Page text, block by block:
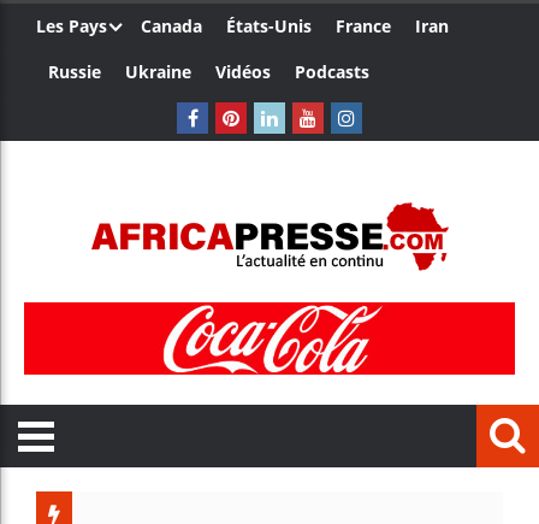
Les Pays Canada États-Unis France
Iran
Russie
Ukraine Vidéos Podcasts